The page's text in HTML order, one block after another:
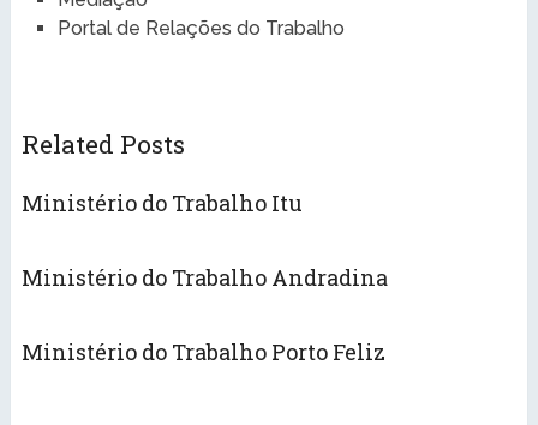
Portal de Relações do Trabalho
Related Posts
Ministério do Trabalho Itu
Ministério do Trabalho Andradina
Ministério do Trabalho Porto Feliz